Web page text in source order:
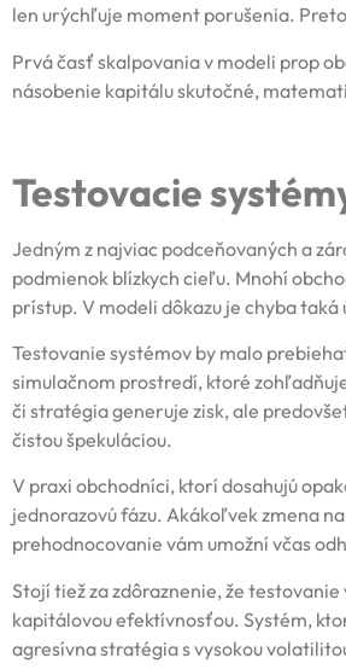
len urýchľuje moment porušenia. Preto
Prvá časť skalpovania v modeli prop
násobenie kapitálu skutočné,
Testovacie
Jedným z najviac podceňovaných a
podmienok blízkych cieľu. Mnohí
prístup. V modeli dôkazu je chyba
Testovanie systémov by malo
simulačnom prostredí, ktoré
či stratégia generuje zisk, ale
čistou špekuláciou.
V praxi obchodníci, ktorí dosahujú
jednorazovú fázu. Akákoľvek zmena
prehodnocovanie vám umožní včas
Stojí tiež za zdôraznenie, že testovanie
kapitálovou efektívnosťou. Systém,
agresívna stratégia s vysokou